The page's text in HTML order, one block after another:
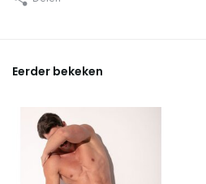
Eerder bekeken